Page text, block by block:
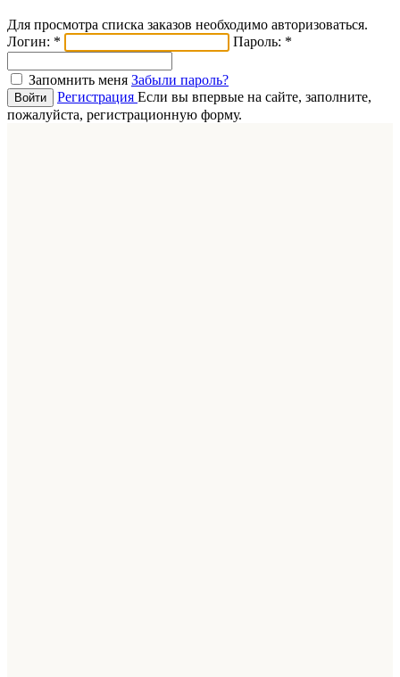
Для просмотра списка заказов необходимо авторизоваться.
Логин: *
Пароль: *
Запомнить меня Забыли пароль?
Регистрация Если вы впервые на сайте, заполните,
пожалуйста, регистрационную форму.